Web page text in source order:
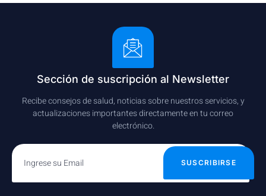
Sección de suscripción al Newsletter
Recibe consejos de salud, noticias sobre nuestros servicios, y
actualizaciones importantes directamente en tu correo
electrónico.
SUSCRIBIRSE